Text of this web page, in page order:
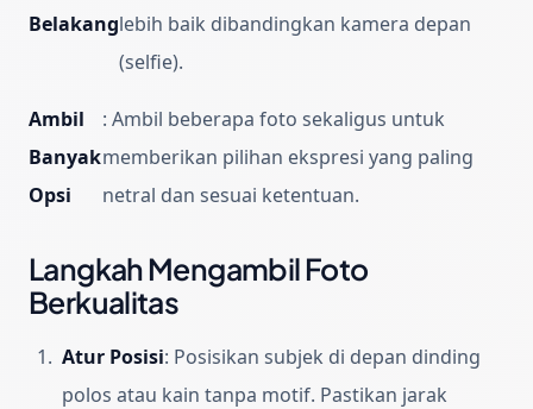
Belakanglebih baik dibandingkan kamera depan
(selfie).
Ambil
Banyak
Opsi
:Ambil beberapa foto sekaligus untuk
memberikan pilihan ekspresi yang paling
netral dan sesuai ketentuan.
Langkah Mengambil Foto
Berkualitas
Atur Posisi: Posisikan subjek di depan dinding
polos atau kain tanpa motif. Pastikan jarak